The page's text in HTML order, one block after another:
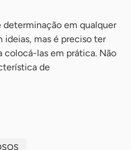
em qualquer
ideias, mas é preciso ter
colocá-las em prática. Não
de